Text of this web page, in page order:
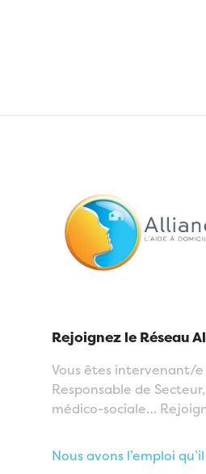
Rejoignez le Réseau
Vous êtes intervenant/
Responsable de
médico-sociale…
Nous avons l’emploi